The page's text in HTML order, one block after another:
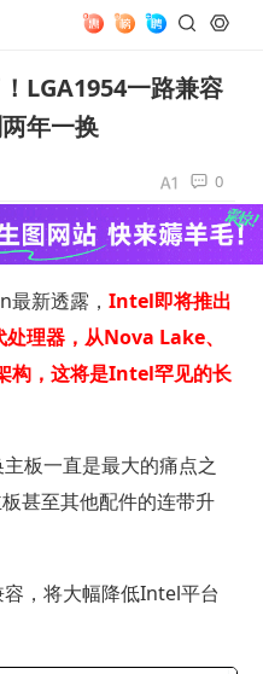
LGA1954一路兼容
年一换
0
新透露， Intel即将推出
理器，从Nova Lake、
构，这将是Intel罕见的长
板一直是最大的痛点之
甚至其他配件的连带升
，将大幅降低Intel平台